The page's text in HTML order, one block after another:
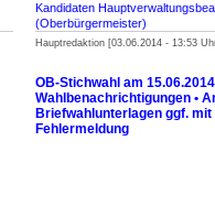
Kandidaten
(Oberbürgermeister)
Hauptredaktion [03.06.2014 - 13:53
OB-Stichwahl am
Wahlbenachrichtigungen •
Briefwahlunterlagen ggf.
Fehlermeldung